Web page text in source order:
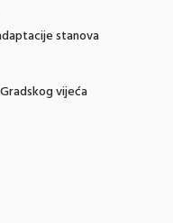
stanova
vijeća